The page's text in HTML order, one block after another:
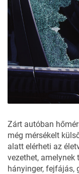
Zárt autóban
még mérsékelt
alatt elérheti az
vezethet, amelynek
hányinger, fejfájás,